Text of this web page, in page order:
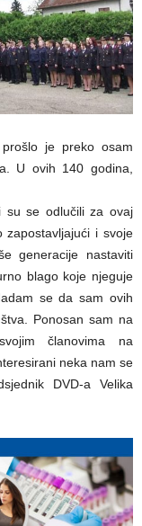
je preko osam
U ovih 140 godina,
su se odlučili za ovaj
i svoje
generacije nastaviti
blago koje njeguje
se da sam ovih
Ponosan sam na
članovima na
neka nam se
DVD-a Velika